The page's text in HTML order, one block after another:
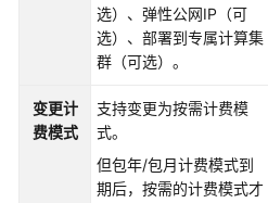
用
数
据
选）、弹性公网IP（可
选）、部署到专属计算集
群（可选）。
变更计
费模式
支持变更为按需计费模
式。
但包年/包月计费模式到
期后，按需的计费模式才